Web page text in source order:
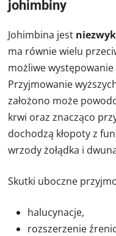
johimbiny
Johimbina jest
ma równie wielu
możliwe
Przyjmowanie
założono może
krwi oraz znacząco
dochodzą kłopoty z
wrzody żołądka i
Skutki uboczne
halucynacje,
rozszerzenie